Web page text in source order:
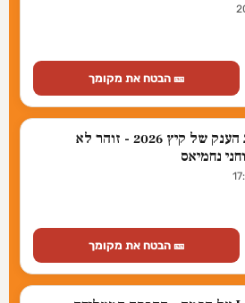
🎫 הבטח את מקומך
בת הים הקטנה - הפקת הענק של קיץ 2026 - זוהר לא
נחמיאס
🎫 הבטח את מקומך